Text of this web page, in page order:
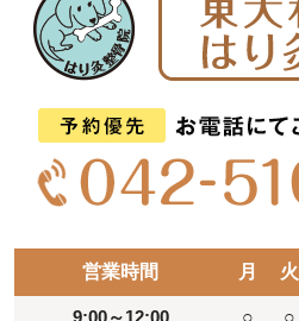
営業時間 月 火
9:00～12:00 ○ ○